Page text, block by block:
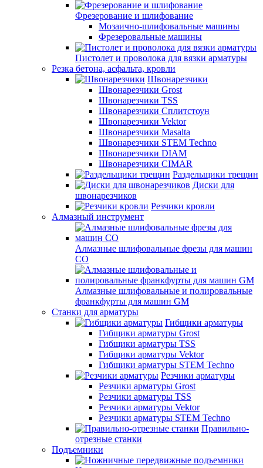
Фрезерование и шлифование
Мозаично-шлифовальные машины
Фрезеровальные машины
Пистолет и проволока для вязки арматуры
Резка бетона, асфальта, кровли
Швонарезчики
Швонарезчики Grost
Швонарезчики TSS
Швонарезчики Сплитстоун
Швонарезчики Vektor
Швонарезчики Masalta
Швонарезчики STEM Techno
Швонарезчики DIAM
Швонарезчики CIMAR
Раздельщики трещин
Диски для
швонарезчиков
Резчики кровли
Алмазный инструмент
Алмазные шлифовальные фрезы для машин
СО
Алмазные шлифовальные и полировальные
франкфурты для машин GM
Станки для арматуры
Гибщики арматуры
Гибщики арматуры Grost
Гибщики арматуры TSS
Гибщики арматуры Vektor
Гибщики арматуры STEM Techno
Резчики арматуры
Резчики арматуры Grost
Резчики арматуры TSS
Резчики арматуры Vektor
Резчики арматуры STEM Techno
Правильно-
отрезные станки
Подъемники